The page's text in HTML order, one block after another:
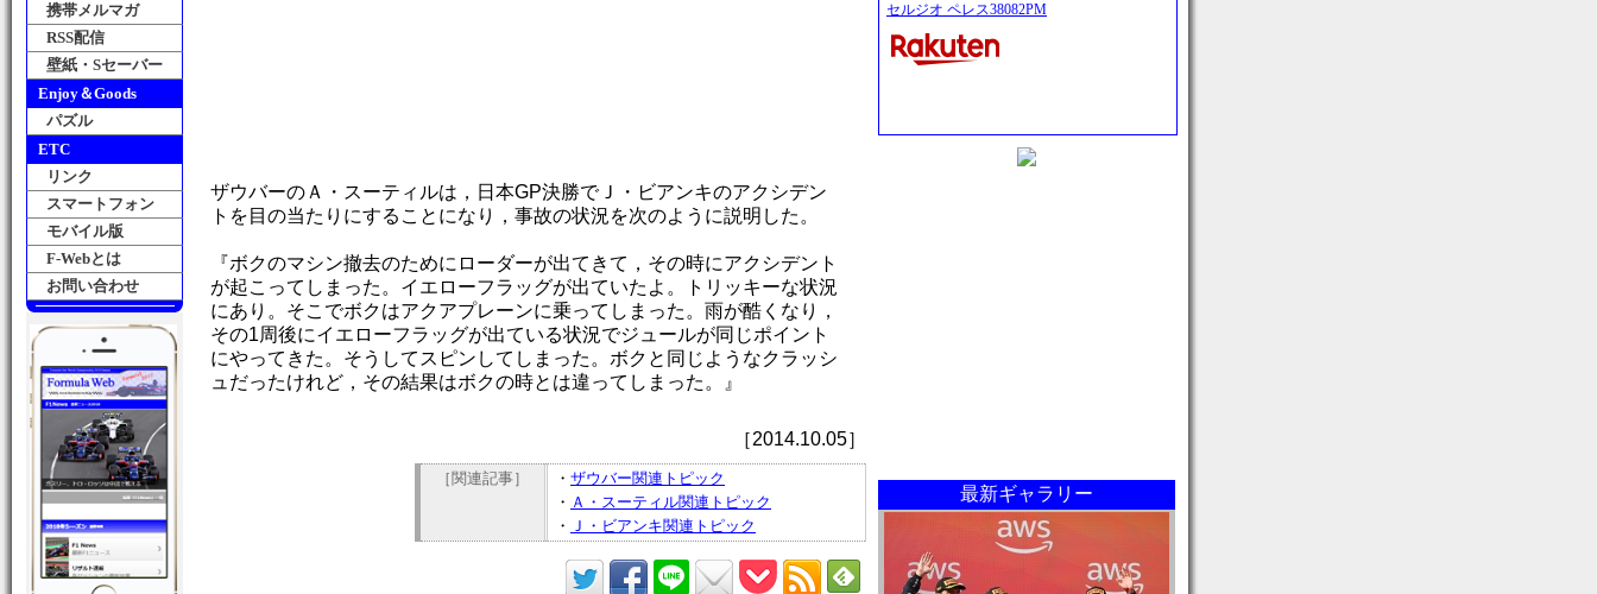
携帯メルマガ
RSS配信
壁紙・Sセーバー
Enjoy＆Goods
パズル
ETC
リンク
スマートフォン
モバイル版
F-Webとは
お問い合わせ
ザウバーのＡ・スーティルは，日本GP決勝でＪ・ビアンキのアクシデン
トを目の当たりにすることになり，事故の状況を次のように説明した。
『ボクのマシン撤去のためにローダーが出てきて，その時にアクシデント
が起こってしまった。イエローフラッグが出ていたよ。トリッキーな状況
にあり。そこでボクはアクアプレーンに乗ってしまった。雨が酷くなり，
その1周後にイエローフラッグが出ている状況でジュールが同じポイント
にやってきた。そうしてスピンしてしまった。ボクと同じようなクラッシ
ュだったけれど，その結果はボクの時とは違ってしまった。』
［2014.10.05］
［関連記事］ ・ ザウバー関連トピック
・ Ａ・スーティル関連トピック
・ Ｊ・ビアンキ関連トピック
セルジオ ペレス38082PM
最新ギャラリー